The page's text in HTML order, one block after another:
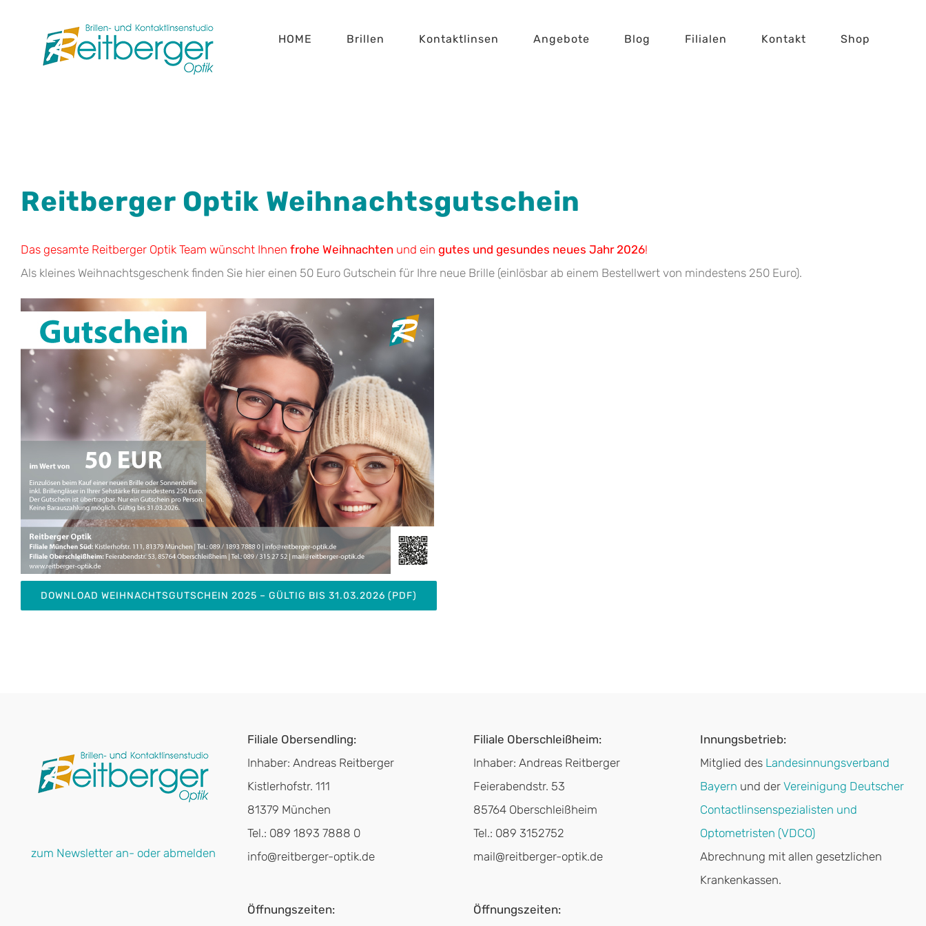
HOME Brillen Kontaktlinsen Angebote Blog Filialen Kontakt Shop
Reitberger Optik Weihnachtsgutschein
Das gesamte Reitberger Optik Team wünscht Ihnen frohe Weihnachtenund ein gutes und gesundes neues Jahr 2026!
Als kleines Weihnachtsgeschenk finden Sie hier einen 50 Euro Gutschein für Ihre neue Brille (einlösbar ab einem Bestellwert von mindestens 250 Euro).
DOWNLOAD WEIHNACHTSGUTSCHEIN 2025 – GÜLTIG BIS 31.03.2026 (PDF)
zum Newsletter an- oder abmelden
Filiale Obersendling:
Inhaber: Andreas Reitberger
Kistlerhofstr. 111
81379 München
Tel.: 089 1893 7888 0
info@reitberger-optik.de
Öffnungszeiten:
Filiale Oberschleißheim:
Inhaber: Andreas Reitberger
Feierabendstr. 53
85764 Oberschleißheim
Tel.: 089 3152752
mail@reitberger-optik.de
Öffnungszeiten:
Innungsbetrieb:
Mitglied des Landesinnungsverband
Bayern und der Vereinigung Deutscher
Contactlinsenspezialisten und
Optometristen (VDCO)
Abrechnung mit allen gesetzlichen
Krankenkassen.